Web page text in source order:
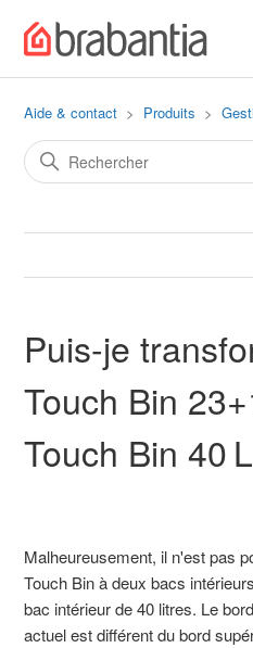
Aide & contact Produits
Puis-je
Touch Bin
Touch Bin 40
Malheureusement, il n'est pas
Touch Bin à deux bacs
bac intérieur de 40 litres. Le
actuel est différent du bord